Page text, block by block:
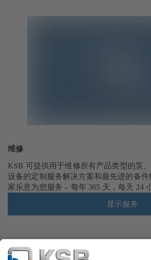
维修
KSB 可提供用于维修所有产品类型的泵
设备的定制服务解决方案和最先进的备
家乐意为您服务 – 每年 365 天，每天 24
显示服务